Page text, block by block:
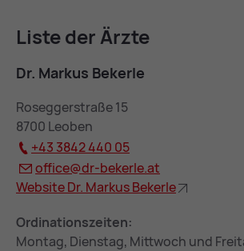
Lis­te der Ärzte
Dr. Mar­kus Be­ker­le
Roseggerstraße 15
8700 Leoben
+43 3842 440 05
of­fice@dr-be­ker­le.at
Web­site Dr. Mar­kus Be­ker­le
Ordinationszeiten:
Montag, Dienstag, Mittwoch und